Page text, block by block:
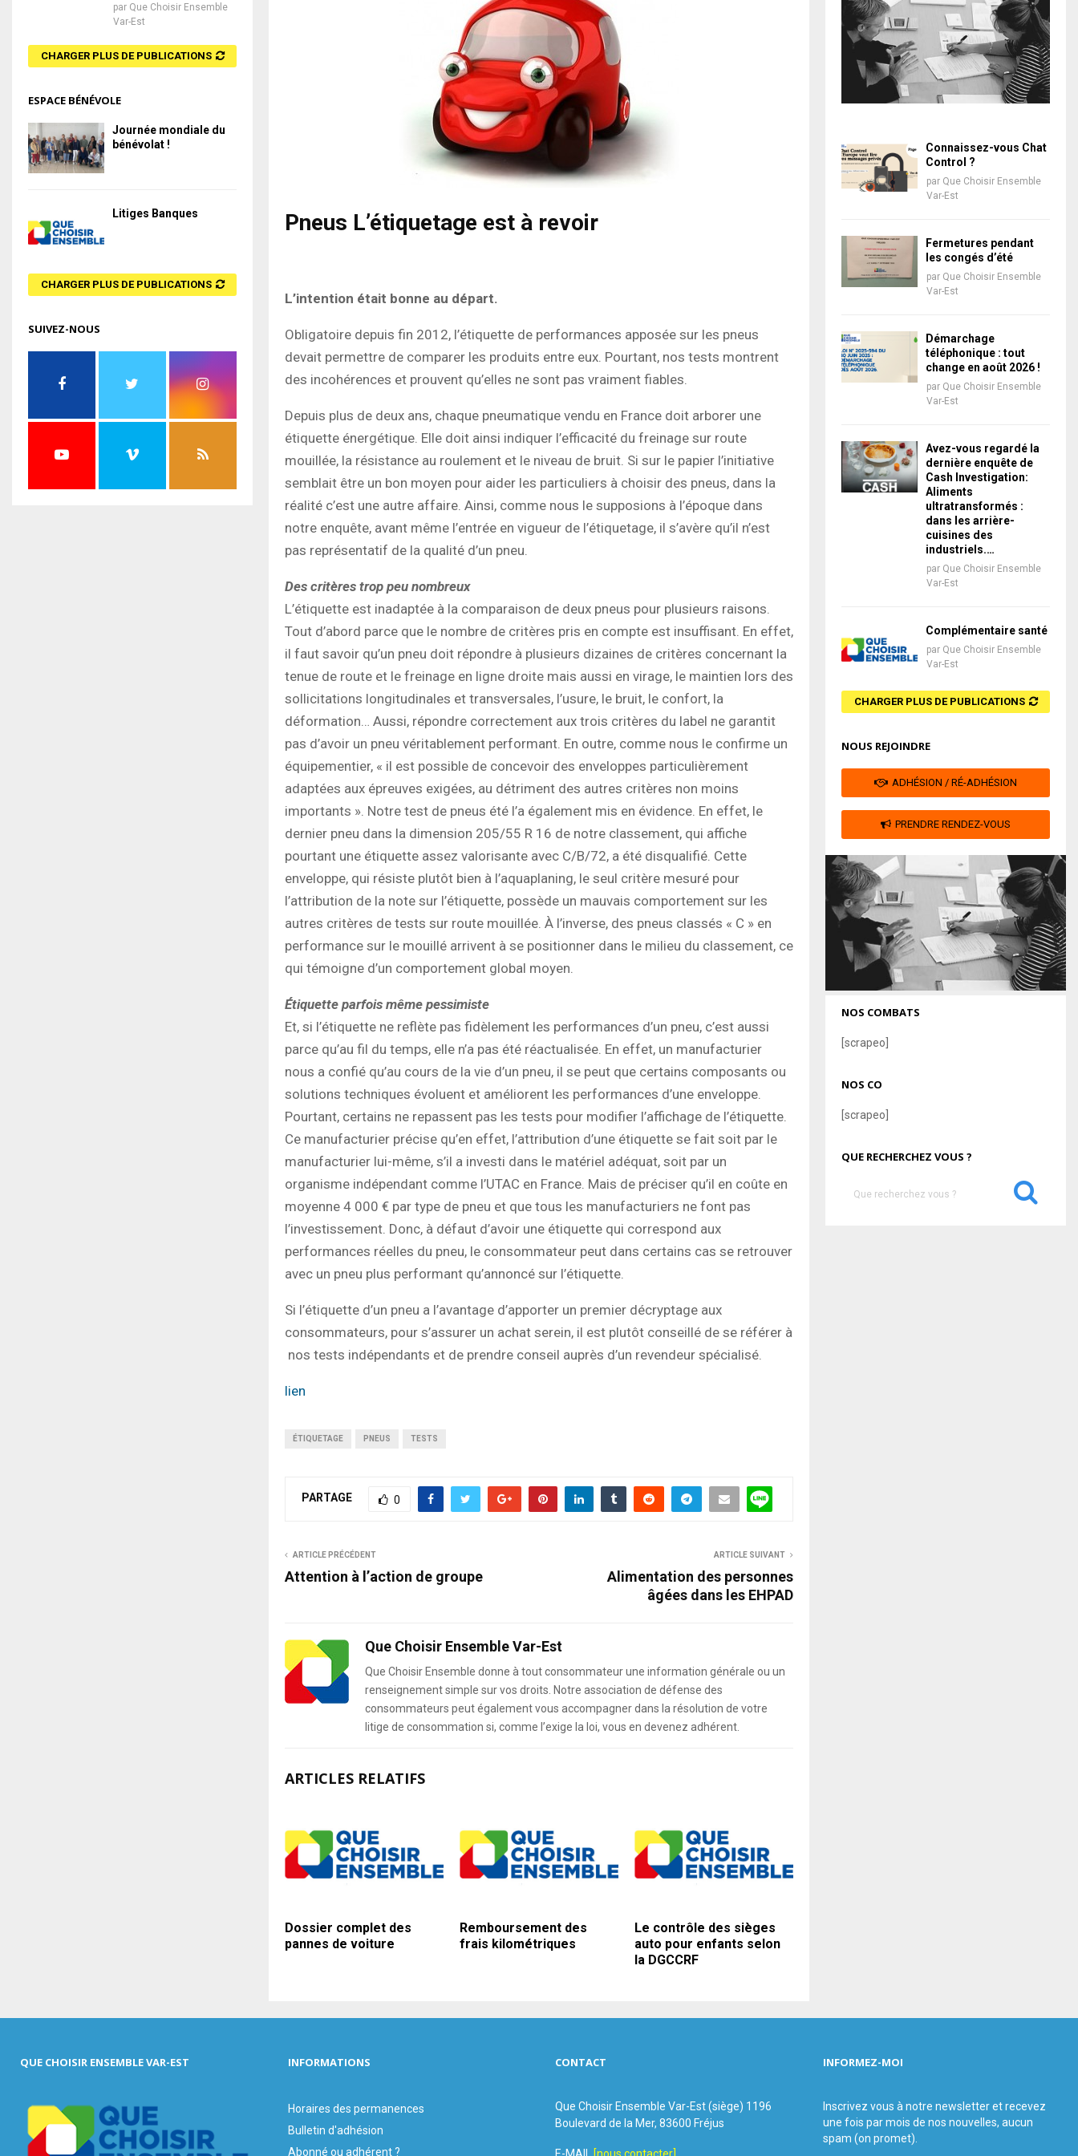
Pneus L’étiquetage est à revoir
L’intention était bonne au départ.
Obligatoire depuis fin 2012, l’étiquette de performances apposée sur les pneus
devait permettre de comparer les produits entre eux. Pourtant, nos tests montrent
des incohérences et prouvent qu’elles ne sont pas vraiment fiables.
Depuis plus de deux ans, chaque pneumatique vendu en France doit arborer une
étiquette énergétique. Elle doit ainsi indiquer l’efficacité du freinage sur route
mouillée, la résistance au roulement et le niveau de bruit. Si sur le papier l’initiative
semblait être un bon moyen pour aider les particuliers à choisir des pneus, dans la
réalité c’est une autre affaire. Ainsi, comme nous le supposions à l’époque dans
notre enquête, avant même l’entrée en vigueur de l’étiquetage, il s’avère qu’il n’est
pas représentatif de la qualité d’un pneu.
Des critères trop peu nombreux
L’étiquette est inadaptée à la comparaison de deux pneus pour plusieurs raisons.
Tout d’abord parce que le nombre de critères pris en compte est insuffisant. En effet,
il faut savoir qu’un pneu doit répondre à plusieurs dizaines de critères concernant la
tenue de route et le freinage en ligne droite mais aussi en virage, le maintien lors des
sollicitations longitudinales et transversales, l’usure, le bruit, le confort, la
déformation… Aussi, répondre correctement aux trois critères du label ne garantit
pas d’avoir un pneu véritablement performant. En outre, comme nous le confirme un
équipementier, « il est possible de concevoir des enveloppes particulièrement
adaptées aux épreuves exigées, au détriment des autres critères non moins
importants ». Notre test de pneus été l’a également mis en évidence. En effet, le
dernier pneu dans la dimension 205/55 R 16 de notre classement, qui affiche
pourtant une étiquette assez valorisante avec C/B/72, a été disqualifié. Cette
enveloppe, qui résiste plutôt bien à l’aquaplaning, le seul critère mesuré pour
l’attribution de la note sur l’étiquette, possède un mauvais comportement sur les
autres critères de tests sur route mouillée. À l’inverse, des pneus classés « C » en
performance sur le mouillé arrivent à se positionner dans le milieu du classement, ce
qui témoigne d’un comportement global moyen.
Étiquette parfois même pessimiste
Et, si l’étiquette ne reflète pas fidèlement les performances d’un pneu, c’est aussi
parce qu’au fil du temps, elle n’a pas été réactualisée. En effet, un manufacturier
nous a confié qu’au cours de la vie d’un pneu, il se peut que certains composants ou
solutions techniques évoluent et améliorent les performances d’une enveloppe.
Pourtant, certains ne repassent pas les tests pour modifier l’affichage de l’étiquette.
Ce manufacturier précise qu’en effet, l’attribution d’une étiquette se fait soit par le
manufacturier lui-même, s’il a investi dans le matériel adéquat, soit par un
organisme indépendant comme l’UTAC en France. Mais de préciser qu’il en coûte en
moyenne 4 000 € par type de pneu et que tous les manufacturiers ne font pas
l’investissement. Donc, à défaut d’avoir une étiquette qui correspond aux
performances réelles du pneu, le consommateur peut dans certains cas se retrouver
avec un pneu plus performant qu’annoncé sur l’étiquette.
Si l’étiquette d’un pneu a l’avantage d’apporter un premier décryptage aux
consommateurs, pour s’assurer un achat serein, il est plutôt conseillé de se référer à
nos tests indépendants et de prendre conseil auprès d’un revendeur spécialisé.
lien
ÉTIQUETAGE PNEUS TESTS
PARTAGE 0
ARTICLE PRÉCÉDENT
Attention à l’action de groupe
ARTICLE SUIVANT
Alimentation des personnes
âgées dans les EHPAD
Que Choisir Ensemble Var-Est
Que Choisir Ensemble donne à tout consommateur une information générale ou un
renseignement simple sur vos droits. Notre association de défense des
consommateurs peut également vous accompagner dans la résolution de votre
litige de consommation si, comme l’exige la loi, vous en devenez adhérent.
ARTICLES RELATIFS
Dossier complet des
pannes de voiture
Remboursement des
frais kilométriques
Le contrôle des sièges
auto pour enfants selon
la DGCCRF
par Que Choisir Ensemble
Var-Est
CHARGER PLUS DE PUBLICATIONS
ESPACE BÉNÉVOLE
Journée mondiale du
bénévolat !
Litiges Banques
CHARGER PLUS DE PUBLICATIONS
SUIVEZ-NOUS
Connaissez-vous Chat
Control ?
par Que Choisir Ensemble
Var-Est
Fermetures pendant
les congés d’été
par Que Choisir Ensemble
Var-Est
Démarchage
téléphonique : tout
change en août 2026 !
par Que Choisir Ensemble
Var-Est
Avez-vous regardé la
dernière enquête de
Cash Investigation:
Aliments
ultratransformés :
dans les arrière-
cuisines des
industriels.…
par Que Choisir Ensemble
Var-Est
Complémentaire santé
par Que Choisir Ensemble
Var-Est
CHARGER PLUS DE PUBLICATIONS
NOUS REJOINDRE
ADHÉSION / RÉ-ADHÉSION
PRENDRE RENDEZ-VOUS
NOS COMBATS
[scrapeo]
NOS CO
[scrapeo]
QUE RECHERCHEZ VOUS ?
QUE CHOISIR ENSEMBLE VAR-EST INFORMATIONS
Horaires des permanences
Bulletin d'adhésion
Abonné ou adhérent ?
CONTACT
Que Choisir Ensemble Var-Est (siège) 1196
Boulevard de la Mer, 83600 Fréjus
INFORMEZ-MOI
Inscrivez vous à notre newsletter et recevez
une fois par mois de nos nouvelles, aucun
spam (on promet).